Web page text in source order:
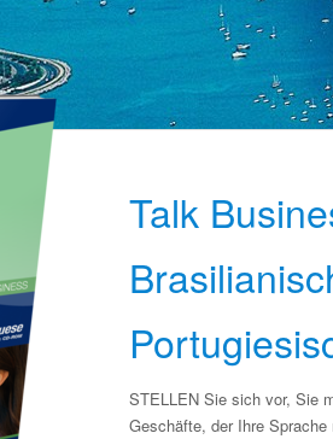
Talk
STELLEN Sie sich vor, Sie
Geschäfte, der Ihre